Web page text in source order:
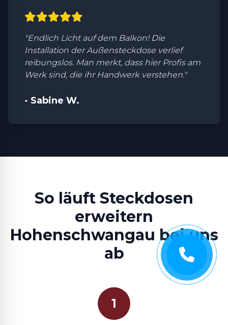
"Endlich Licht auf dem Balkon! Die
Installation der Außensteckdose verlief
reibungslos. Man merkt, dass hier Profis am
Werk sind, die ihr Handwerk verstehen."
- Sabine W.
So läuft Steckdosen
erweitern
Hohenschwangau bei uns
ab
1